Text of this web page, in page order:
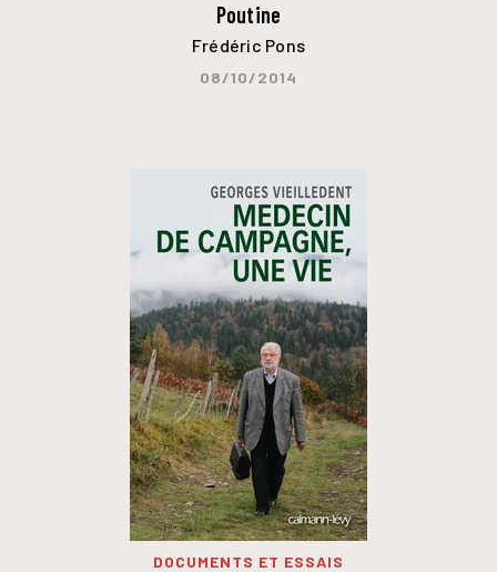
Poutine
Frédéric Pons
08/10/2014
DOCUMENTS ET ESSAIS